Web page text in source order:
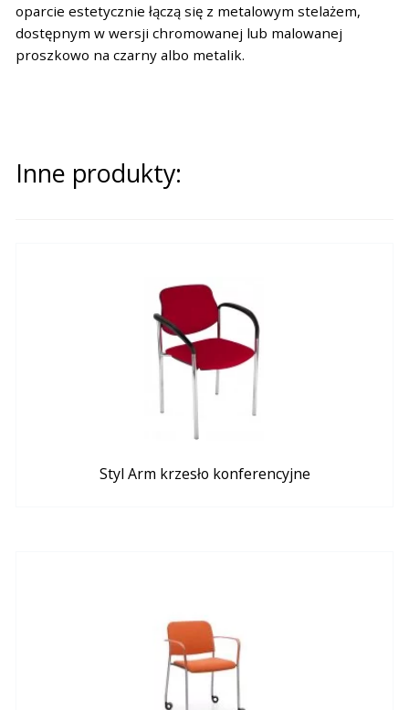
oparcie estetycznie łączą się z metalowym stelażem,
dostępnym w wersji chromowanej lub malowanej
proszkowo na czarny albo metalik.
Inne produkty:
Styl Arm krzesło konferencyjne